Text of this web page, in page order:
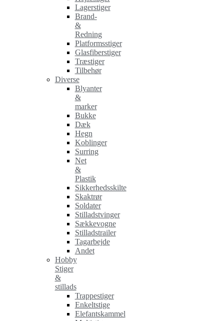
Lagerstiger
Brand-
&
Redning
Platformsstiger
Glasfiberstiger
Træstiger
Tilbehør
Diverse
Blyanter
&
marker
Bukke
Dæk
Hegn
Koblinger
Surring
Net
&
Plastik
Sikkerhedsskilte
Skaktrør
Soldater
Stilladstvinger
Sækkevogne
Stilladstrailer
Tagarbejde
Andet
Hobby
Stiger
&
stillads
Trappestiger
Enkeltstige
Elefantskammel